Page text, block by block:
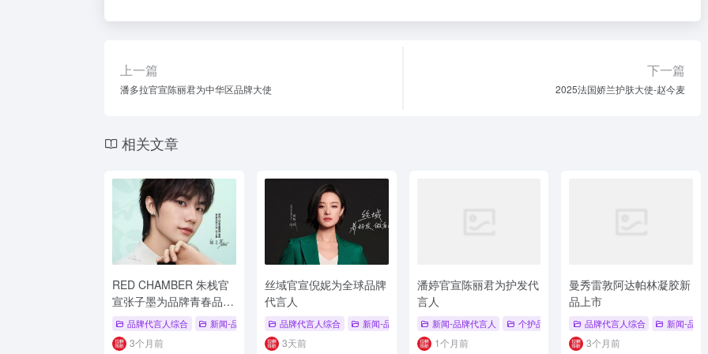
上一篇
潘多拉官宣陈丽君为中华区品牌大使
下一篇
2025法国娇兰护肤大使-赵今麦
相关文章
RED CHAMBER 朱栈官
宣张子墨为品牌青春品牌
大使品牌代言人综合 新闻-品牌代言人 # 朱栈 # 张子墨 # 品牌代言人
3个月前
丝域官宣倪妮为全球品牌
代言人
品牌代言人综合 新闻-品牌代言人 # 丝域养发 # 倪妮 # 头皮养护
3天前
潘婷官宣陈丽君为护发代
言人
新闻-品牌代言人 个护品牌代言人 # PRO-V # 修护损伤 # 品
1个月前
曼秀雷敦阿达帕林凝胶新
品上市
品牌代言人综合 新闻-品牌
3个月前